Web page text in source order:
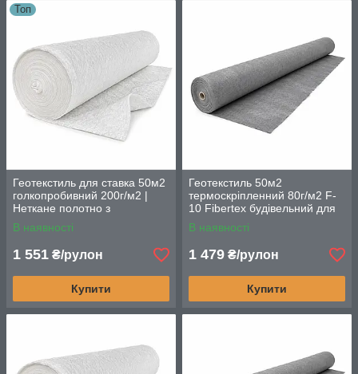
Топ
Геотекстиль для ставка 50м2
голкопробивний 200г/м2 |
Неткане полотно з
поліестерових волокон
В наявності
1 551 ₴/рулон
Купити
Геотекстиль 50м2
термоскріпленний 80г/м2 F-
10 Fibertex будівельний для
дренажу та фільтрації
В наявності
1 479 ₴/рулон
Купити